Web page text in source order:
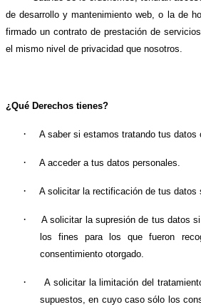
de desarrollo y mantenimiento web, o la de
firmado un contrato de prestación de
el mismo nivel de privacidad que nosotros.
¿Qué Derechos tienes?
· A saber si estamos tratando tus datos
· A acceder a tus datos personales.
· A solicitar la rectificación de tus datos
·
A solicitar la supresión de tus datos
los fines para los que fueron
consentimiento otorgado.
·
A solicitar la limitación del
supuestos, en cuyo caso sólo los